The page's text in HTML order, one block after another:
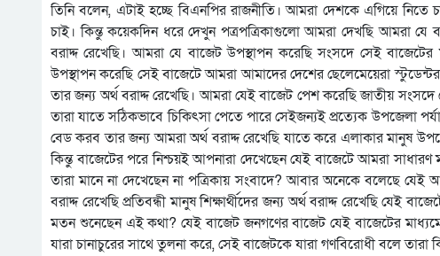
তিনি বলেন, এটাই হচ্ছে বিএনপির রাজনীতি। আমরা দেশকে এগিয়ে নিতে
চাই। কিন্তু কয়েকদিন ধরে দেখুন পত্রপত্রিকাগুলো আমরা দেখছি আমরা যে
বরাদ্দ রেখেছি। আমরা যে বাজেট উপস্থাপন করেছি সংসদে সেই
উপস্থাপন করেছি সেই বাজেটে আমরা আমাদের দেশের ছেলেমেয়েরা
তার জন্য অর্থ বরাদ্দ রেখেছি। আমরা যেই বাজেট পেশ করেছি জাতীয়
তারা যাতে সঠিকভাবে চিকিৎসা পেতে পারে সেইজন্যই প্রত্যেক উপজেলা
বেড করব তার জন্য আমরা অর্থ বরাদ্দ রেখেছি যাতে করে এলাকার মানুষ
কিন্তু বাজেটের পরে নিশ্চয়ই আপনারা দেখেছেন যেই বাজেটে আমরা
তারা মানে না দেখেছেন না পত্রিকায় সংবাদে? আবার অনেকে বলেছে যেই
বরাদ্দ রেখেছি প্রতিবন্ধী মানুষ শিক্ষার্থীদের জন্য অর্থ বরাদ্দ রেখেছি যেই
মতন শুনেছেন এই কথা? যেই বাজেট জনগণের বাজেট যেই বাজেটের
যারা চানাচুরের সাথে তুলনা করে, সেই বাজেটকে যারা গণবিরোধী বলে